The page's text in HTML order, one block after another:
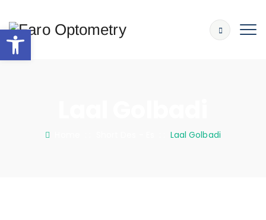
Laal Golbadi
Abrir barra de herramientas